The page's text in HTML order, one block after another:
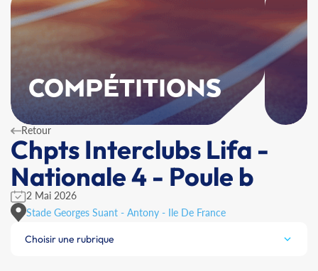
COMPÉTITIONS
Retour
Chpts Interclubs Lifa -
Nationale 4 - Poule b
2 Mai 2026
Stade Georges Suant - Antony - Ile De France
Choisir une rubrique